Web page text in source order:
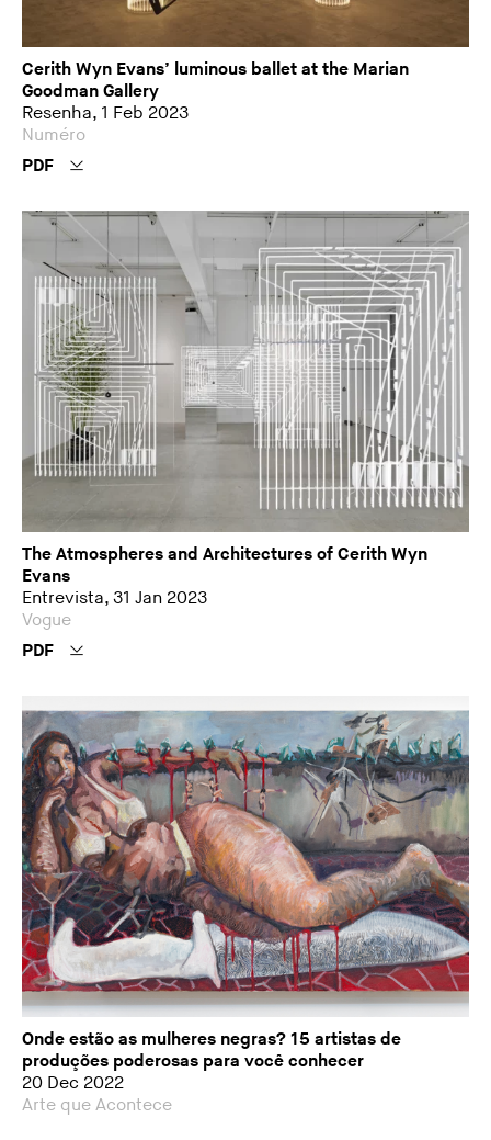
Cerith Wyn Evans’ luminous ballet at the Marian
Goodman Gallery
Resenha, 1 Feb 2023
Numéro
PDF
The Atmospheres and Architectures of Cerith Wyn
Evans
Entrevista, 31 Jan 2023
Vogue
PDF
Onde estão as mulheres negras? 15 artistas de
produções poderosas para você conhecer
20 Dec 2022
Arte que Acontece